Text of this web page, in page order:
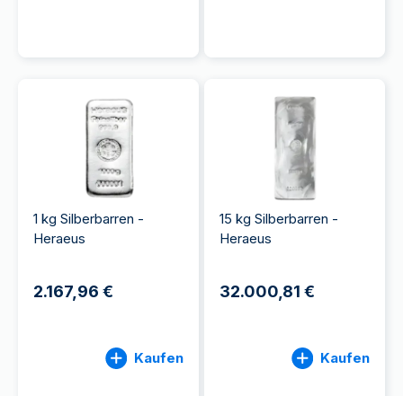
1 kg Silberbarren -
Heraeus
2.167,96 €
Kaufen
15 kg Silberbarren -
Heraeus
32.000,81 €
Kaufen